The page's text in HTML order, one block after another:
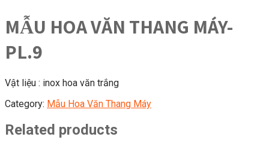
MẪU HOA VĂN THANG MÁY-
PL.9
Vật liệu : inox hoa văn trắng
Category: Mẫu Hoa Văn Thang Máy
Related products